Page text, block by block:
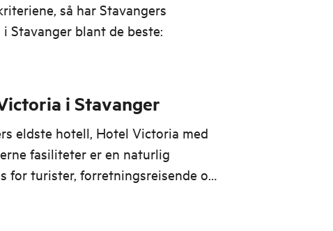
så har Stavangers
Stavanger blant de beste:
i Stavanger
eldste hotell, Hotel Victoria med
fasiliteter er en naturlig
for turister, forretningsreisende og